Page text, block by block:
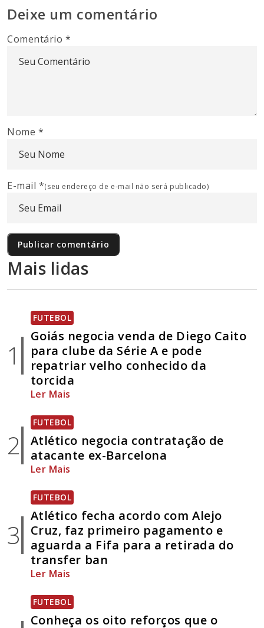
Deixe um comentário
Comentário*
Nome *
E-mail *(seu endereço de e-mail não será publicado)
Mais lidas
1
FUTEBOL
Goiás negocia venda de Diego Caito
para clube da Série A e pode
repatriar velho conhecido da
torcida
Ler Mais
2
FUTEBOL
Atlético negocia contratação de
atacante ex-Barcelona
Ler Mais
3
FUTEBOL
Atlético fecha acordo com Alejo
Cruz, faz primeiro pagamento e
aguarda a Fifa para a retirada do
transfer ban
Ler Mais
FUTEBOL
Conheça os oito reforços que o